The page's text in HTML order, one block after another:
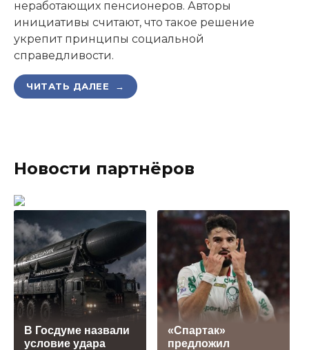
неработающих пенсионеров. Авторы
инициативы считают, что такое решение
укрепит принципы социальной
справедливости.
ЧИТАТЬ ДАЛЕЕ →
Новости партнёров
В Госдуме назвали
условие удара
«Спартак»
предложил